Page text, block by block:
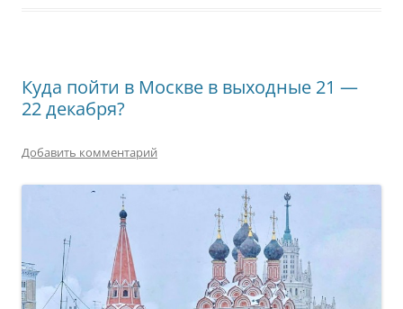
Куда пойти в Москве в выходные 21 —
22 декабря?
Добавить комментарий